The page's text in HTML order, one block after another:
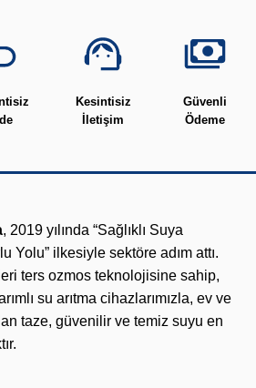
Kesintisiz
İletişim
Güvenli
Ödeme
, 2019 yılında “Sağlıklı Suya
Yolu” ilkesiyle sektöre adım attı.
ters ozmos teknolojisine sahip,
su arıtma cihazlarımızla, ev ve
taze, güvenilir ve temiz suyu en